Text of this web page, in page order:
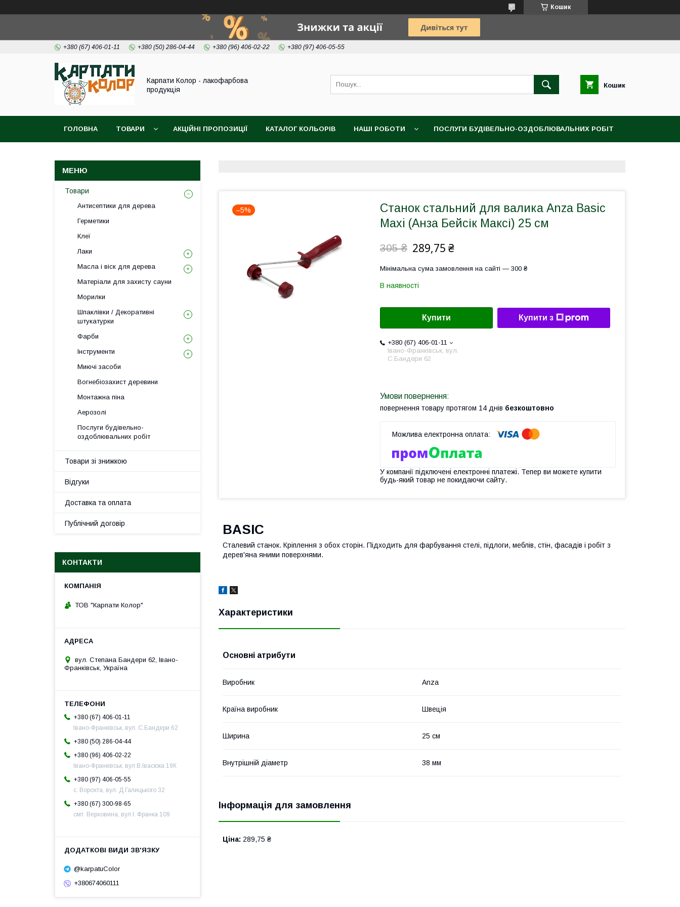
Кошик
+380 (67) 406-01-11 +380 (50) 286-04-44 +380 (96) 406-02-22 +380 (97) 406-05-55
Карпати Колор - лакофарбова
продукція
Кошик
ГОЛОВНА ТОВАРИ АКЦІЙНІ ПРОПОЗИЦІЇ КАТАЛОГ КОЛЬОРІВ НАШІ РОБОТИ ПОСЛУГИ БУДІВЕЛЬНО-ОЗДОБЛЮВАЛЬНИХ РОБІТ
–5%
Станок стальний для валика Anza Basic
Maxi (Анза Бейсік Максі) 25 см
305 ₴ 289,75 ₴
Мінімальна сума замовлення на сайті — 300 ₴
В наявності
Купити Купити з
+380 (67) 406-01-11
Івано-Франківськ, вул.
С.Бандери 62
повернення товару протягом 14 днів безкоштовно
У компанії підключені електронні платежі. Тепер ви можете купити
будь-який товар не покидаючи сайту.
BASIC
Сталевий станок. Кріплення з обох сторін. Підходить для фарбування стелі, підлоги, меблів, стін, фасадів і робіт з
дерев'яна яними поверхнями.
Характеристики
Основні атрибути
Виробник Anza
Країна виробник Швеція
Ширина 25 см
Внутрішній діаметр 38 мм
Інформація для замовлення
Ціна: 289,75 ₴
Товари
Антисептики для дерева
Герметики
Клеї
Лаки
Масла і віск для дерева
Матеріали для захисту сауни
Морилки
Шпаклівки / Декоративні
штукатурки
Фарби
Інструменти
Миючі засоби
Вогнебіозахист деревини
Монтажна піна
Аерозолі
Послуги будівельно-
оздоблювальних робіт
Товари зі знижкою
Відгуки
Доставка та оплата
Публічний договір
КОНТАКТИ
ТОВ "Карпати Колор"
вул. Степана Бандери 62, Івано-
Франківськ, Україна
+380 (67) 406-01-11
Івано-Франківськ, вул. С.Бандери 62
+380 (50) 286-04-44
+380 (96) 406-02-22
Івано-Франківськ, вул В.Івасюка 19К
+380 (97) 406-05-55
с. Ворохта, вул. Д.Галицького 32
+380 (67) 300-98-65
смт. Верховина, вул І. Франка 109
@karpatuColor
+380674060111